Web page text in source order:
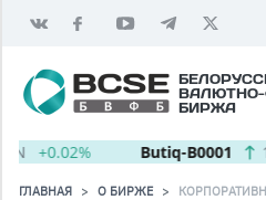
БИРЖА
+0.02% Butiq-B0001 1
ГЛАВНАЯ О БИРЖЕ